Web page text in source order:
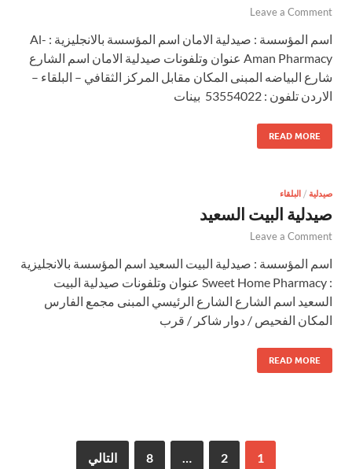
Leave a Comment
اسم المؤسسة : صيدلية الامان اسم المؤسسة بالانجليزية : Al-
Aman Pharmacy عنوان وتلفونات صيدلية الامان اسم الشارع
شارع البياضه المبنى المكان مقابل المركز الثقافي – البلقاء –
الاردن تلفون : 53554022 بينات
READ MORE
صيدلية / البلقاء
صيدلية البيت السعيد
Leave a Comment
اسم المؤسسة : صيدلية البيت السعيد اسم المؤسسة بالانجليزية
: Sweet Home Pharmacy عنوان وتلفونات صيدلية البيت
السعيد اسم الشارع الشارع الرئيسي المبنى مجمع الفارس
المكان الفحيص / دوار شاكر / قرب
READ MORE
1
2
8 التالي